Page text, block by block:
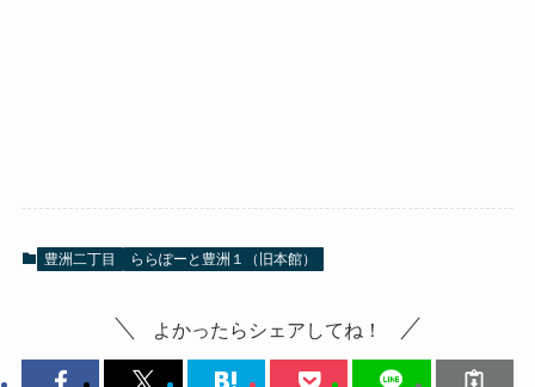
豊洲二丁目 ららぽーと豊洲１（旧本館）
よかったらシェアしてね！